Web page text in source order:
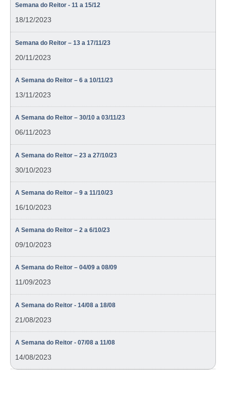
Semana do Reitor - 11 a 15/12
18/12/2023
Semana do Reitor – 13 a 17/11/23
20/11/2023
A Semana do Reitor – 6 a 10/11/23
13/11/2023
A Semana do Reitor – 30/10 a 03/11/23
06/11/2023
A Semana do Reitor – 23 a 27/10/23
30/10/2023
A Semana do Reitor – 9 a 11/10/23
16/10/2023
A Semana do Reitor – 2 a 6/10/23
09/10/2023
A Semana do Reitor – 04/09 a 08/09
11/09/2023
A Semana do Reitor - 14/08 a 18/08
21/08/2023
A Semana do Reitor - 07/08 a 11/08
14/08/2023